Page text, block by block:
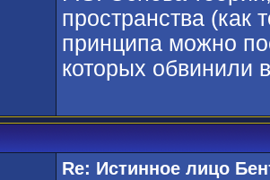
пространства (как
принципа можно
которых обвинили
Re: Истинное лицо